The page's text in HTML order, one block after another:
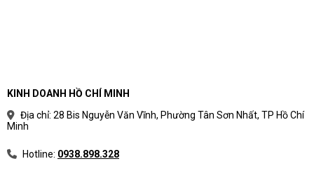
KINH DOANH HỒ CHÍ MINH
Địa chỉ: 28 Bis Nguyễn Văn Vĩnh, Phường Tân Sơn Nhất, TP Hồ Chí
Minh
Hotline: 0938.898.328